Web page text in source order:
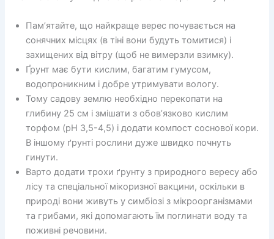
Пам’ятайте, що найкраще верес почувається на
сонячних місцях (в тіні вони будуть томитися) і
захищених від вітру (щоб не вимерзли взимку).
Ґрунт має бути кислим, багатим гумусом,
водопроникним і добре утримувати вологу.
Тому садову землю необхідно перекопати на
глибину 25 см і змішати з обов’язково кислим
торфом (pH 3,5-4,5) і додати компост соснової кори.
В іншому ґрунті рослини дуже швидко почнуть
гинути.
Варто додати трохи ґрунту з природного вересу або
лісу та спеціальної мікоризної вакцини, оскільки в
природі вони живуть у симбіозі з мікроорганізмами
та грибами, які допомагають їм поглинати воду та
поживні речовини.